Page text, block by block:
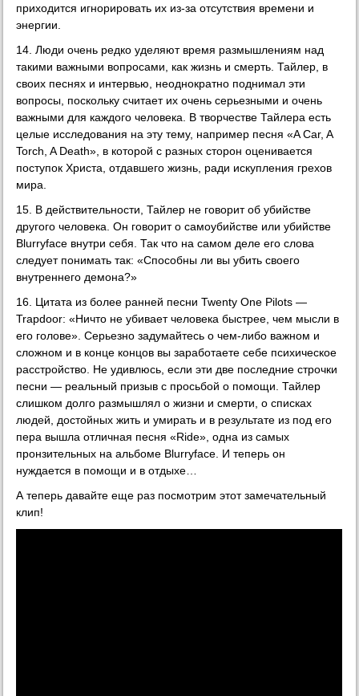
приходится игнорировать их из-за отсутствия времени и
энергии.
14. Люди очень редко уделяют время размышлениям над
такими важными вопросами, как жизнь и смерть. Тайлер, в
своих песнях и интервью, неоднократно поднимал эти
вопросы, поскольку считает их очень серьезными и очень
важными для каждого человека. В творчестве Тайлера есть
целые исследования на эту тему, например песня «A Car, A
Torch, A Death», в которой с разных сторон оценивается
поступок Христа, отдавшего жизнь, ради искупления грехов
мира.
15. В действительности, Тайлер не говорит об убийстве
другого человека. Он говорит о самоубийстве или убийстве
Blurryface внутри себя. Так что на самом деле его слова
следует понимать так: «Способны ли вы убить своего
внутреннего демона?»
16. Цитата из более ранней песни Twenty One Pilots —
Trapdoor: «Ничто не убивает человека быстрее, чем мысли в
его голове». Серьезно задумайтесь о чем-либо важном и
сложном и в конце концов вы заработаете себе психическое
расстройство. Не удивлюсь, если эти две последние строчки
песни — реальный призыв с просьбой о помощи. Тайлер
слишком долго размышлял о жизни и смерти, о списках
людей, достойных жить и умирать и в результате из под его
пера вышла отличная песня «Ride», одна из самых
пронзительных на альбоме Blurryface. И теперь он
нуждается в помощи и в отдыхе…
А теперь давайте еще раз посмотрим этот замечательный
клип!